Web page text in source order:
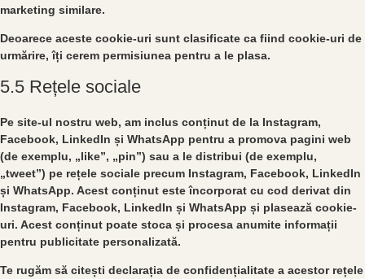
marketing similare.
Deoarece aceste cookie-uri sunt clasificate ca fiind cookie-uri de
urmărire, îți cerem permisiunea pentru a le plasa.
5.5 Rețele sociale
Pe site-ul nostru web, am inclus conținut de la Instagram,
Facebook, LinkedIn și WhatsApp pentru a promova pagini web
(de exemplu, „like”, „pin”) sau a le distribui (de exemplu,
„tweet”) pe rețele sociale precum Instagram, Facebook, LinkedIn
și WhatsApp. Acest conținut este încorporat cu cod derivat din
Instagram, Facebook, LinkedIn și WhatsApp și plasează cookie-
uri. Acest conținut poate stoca și procesa anumite informații
pentru publicitate personalizată.
Te rugăm să citești declarația de confidențialitate a acestor rețele